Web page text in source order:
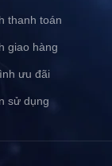
thanh toán
giao hàng
ưu đãi
sử dụng